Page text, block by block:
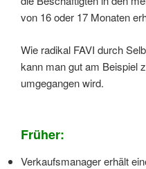
von 16 oder 17 Monaten
Wie radikal FAVI durch
kann man gut am Beispiel
umgegangen wird.
Früher:
Verkaufsmanager erhält